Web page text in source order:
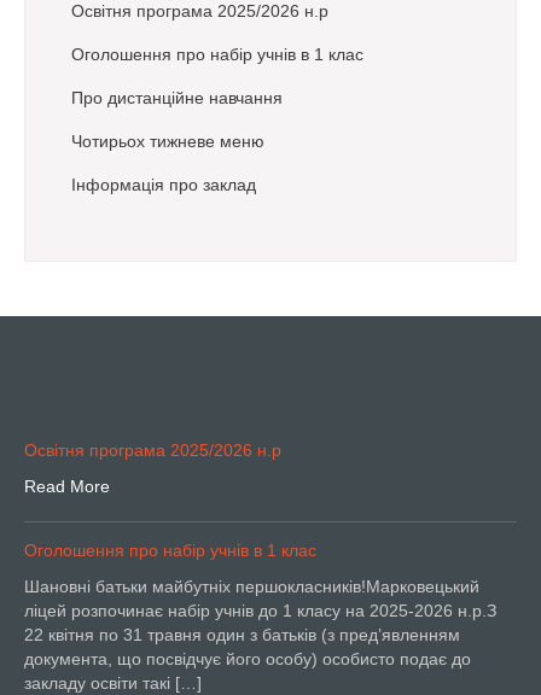
Освітня програма 2025/2026 н.р
Оголошення про набір учнів в 1 клас
Про дистанційне навчання
Чотирьох тижневе меню
Інформація про заклад
Освітня програма 2025/2026 н.р
Read More
Оголошення про набір учнів в 1 клас
Шановні батьки майбутніх першокласників!Марковецький
ліцей розпочинає набір учнів до 1 класу на 2025-2026 н.р.З
22 квітня по 31 травня один з батьків (з пред’явленням
документа, що посвідчує його особу) особисто подає до
закладу освіти такі […]